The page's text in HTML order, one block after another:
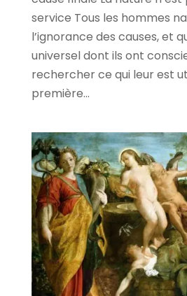
service Tous les hommes
l’ignorance des causes, et
universel dont ils ont
rechercher ce qui leur est
première...